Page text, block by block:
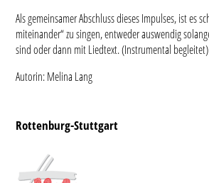
Als gemeinsamer Abschluss dieses Impulses, ist es
miteinander“ zu singen, entweder auswendig
sind oder dann mit Liedtext. (Instrumental begleitet)
Autorin: Melina Lang
Rottenburg-Stuttgart